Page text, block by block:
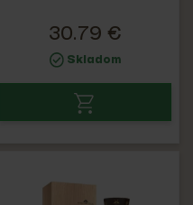
30.79 €
Skladom